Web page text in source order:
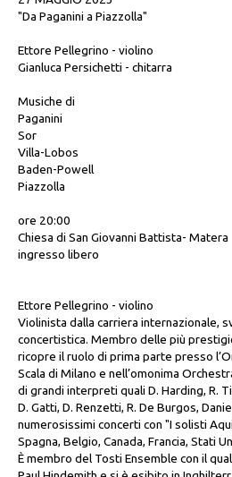
"Da Paganini a Piazzolla"
Ettore Pellegrino - violino
Gianluca Persichetti - chitarra
Musiche di
Paganini
Sor
Villa-Lobos
Baden-Powell
Piazzolla
ore 20:00
Chiesa di San Giovanni Battista- Matera
ingresso libero
Ettore Pellegrino - violino
Violinista dalla carriera internazionale,
concertistica. Membro delle più
ricopre il ruolo di prima parte presso
Scala di Milano e nell’omonima
di grandi interpreti quali D. Harding, R.
D. Gatti, D. Renzetti, R. De Burgos,
numerosissimi concerti con "I solisti
Spagna, Belgio, Canada, Francia, Stati
È membro del Tosti Ensemble con il